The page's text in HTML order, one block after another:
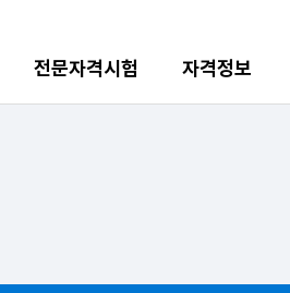
전문자격시험 자격정보